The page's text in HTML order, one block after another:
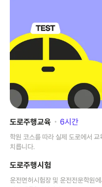
도로주행교육 ･ 6시간
학원 코스를 따라 실제 도로에서
치릅니다.
도로주행시험
운전면허시험장 및 운전전문학원